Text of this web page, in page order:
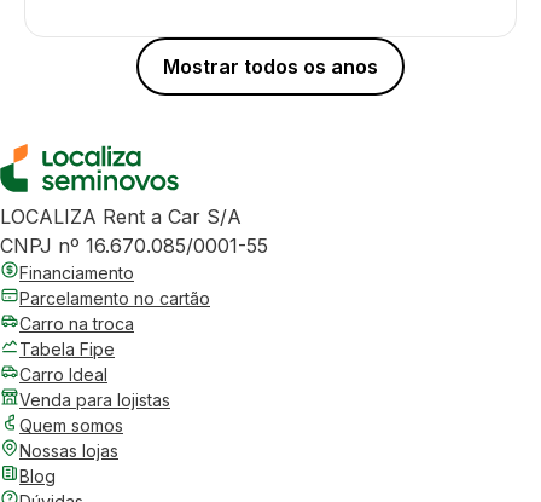
Mostrar todos os anos
LOCALIZA Rent a Car S/A
CNPJ nº 16.670.085/0001-55
Financiamento
Parcelamento no cartão
Carro na troca
Tabela Fipe
Carro Ideal
Venda para lojistas
Quem somos
Nossas lojas
Blog